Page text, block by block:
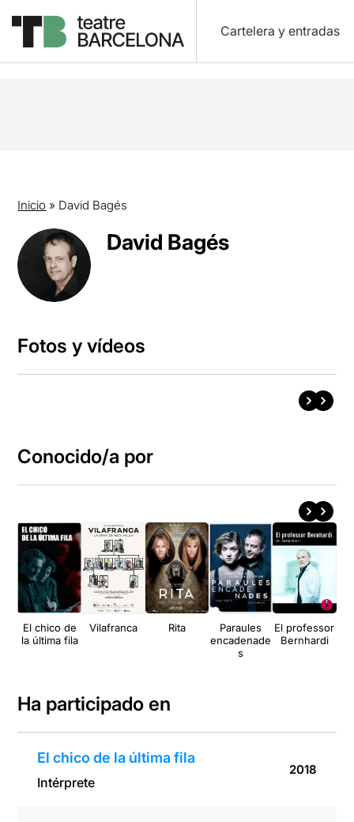
Cartelera y entradas
Inicio » David Bagés
David Bagés
Fotos y vídeos
Conocido/a por
El chico de
la última fila
Vilafranca Rita
Paraules
encadenade
s
El professor
Bernhardi
Ha participado en
El chico de la última fila
Intérprete
2018